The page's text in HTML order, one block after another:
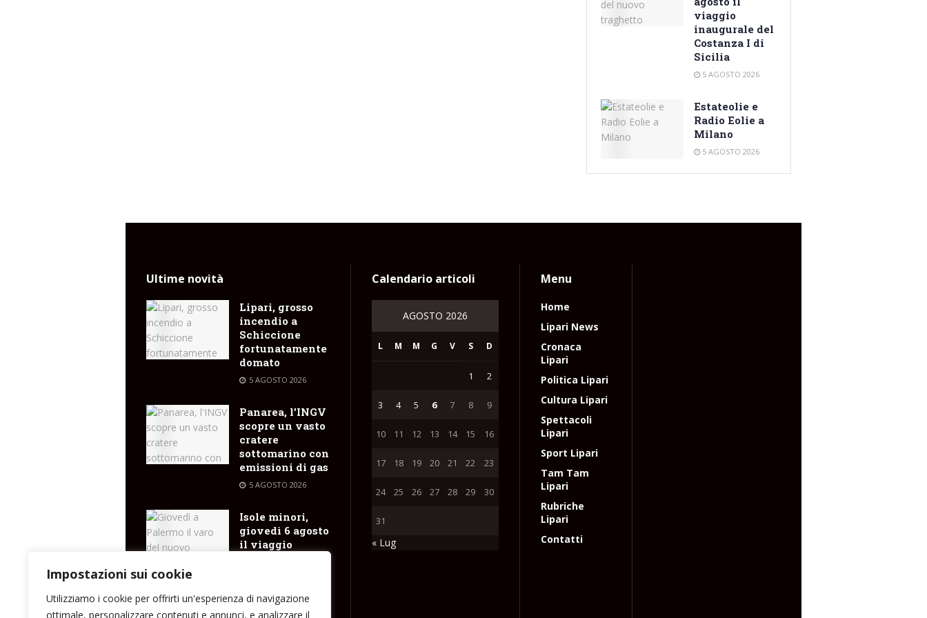
Impostazioni sui cookie
Utilizziamo i cookie per offrirti un'esperienza di navigazione
ottimale, personalizzare contenuti e annunci, e analizzare il
viaggio
inaugurale del
Costanza I di
Sicilia
5 AGOSTO 2026
Estateolie e
Radio Eolie a
Milano
5 AGOSTO 2026
Ultime novità
Lipari, grosso
incendio a
Schiccione
fortunatamente
domato
5 AGOSTO 2026
Panarea, l’INGV
scopre un vasto
cratere
sottomarino con
emissioni di gas
5 AGOSTO 2026
Isole minori,
giovedì 6 agosto
il viaggio
5 AGOSTO 2026
Calendario articoli
AGOSTO 2026
L M M G V S D
1 2
3 4 5 6 7 8 9
10 11 12 13 14 15 16
17 18 19 20 21 22 23
24 25 26 27 28 29 30
31
« Lug
Menu
Home
Lipari News
Cronaca
Lipari
Politica Lipari
Cultura Lipari
Spettacoli
Lipari
Sport Lipari
Tam Tam
Lipari
Rubriche
Lipari
Contatti